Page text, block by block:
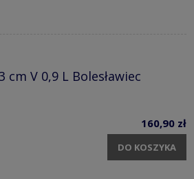
cm V 0,9 L Bolesławiec
160,90 zł
DO KOSZYKA